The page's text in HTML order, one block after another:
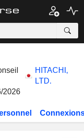
HITACHI,
LTD.
2026